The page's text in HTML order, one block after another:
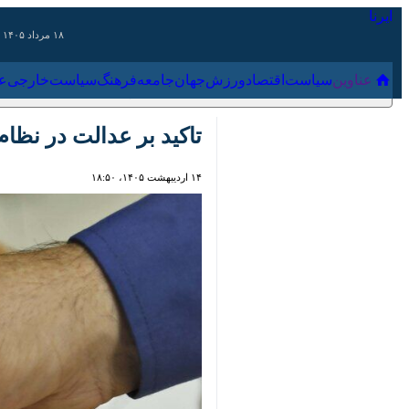
عناوین‌ سیاست اقتصاد ورزش جهان جامعه فرهنگ
تاکید بر عدالت در